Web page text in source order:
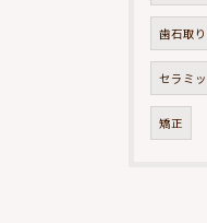
歯石取り
セラミ
矯正